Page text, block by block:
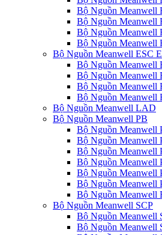
Bộ Nguồn Meanwell
Bộ Nguồn Meanwell
Bộ Nguồn Meanwell
Bộ Nguồn Meanwell
Bộ Nguồn Meanwell ESC
Bộ Nguồn Meanwell
Bộ Nguồn Meanwell
Bộ Nguồn Meanwell
Bộ Nguồn Meanwell
Bộ Nguồn Meanwell LAD
Bộ Nguồn Meanwell PB
Bộ Nguồn Meanwell
Bộ Nguồn Meanwell
Bộ Nguồn Meanwell
Bộ Nguồn Meanwell
Bộ Nguồn Meanwell
Bộ Nguồn Meanwell
Bộ Nguồn Meanwell
Bộ Nguồn Meanwell SCP
Bộ Nguồn Meanwell
Bộ Nguồn Meanwell